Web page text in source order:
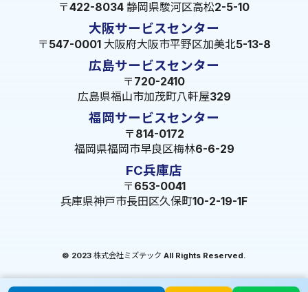
〒422-8034 静岡県駿河区高松2-5-10
大阪サービスセンター
〒547-0001 大阪府大阪市平野区加美北5-13-8
広島サービスセンター
〒720-2410
広島県福山市加茂町八軒屋329
福岡サービスセンター
〒814-0172
福岡県福岡市早良区梅林6-6-29
FC兵庫店
〒653-0041
兵庫県神戸市長田区久保町10-2-19-1F
© 2023 株式会社ミズテック All Rights Reserved.